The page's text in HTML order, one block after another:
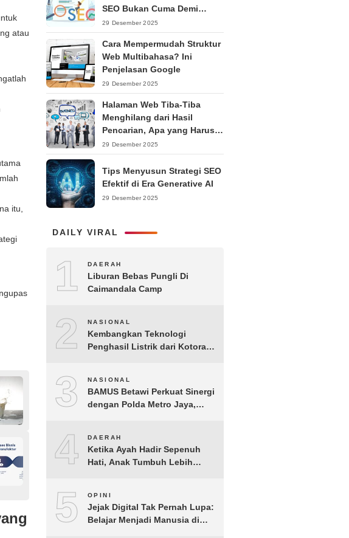
atau
itu,
SEO Bukan Cuma Demi
Ranking
29 Desember 2025
Cara Mempermudah Struktur
Web Multibahasa? Ini
Penjelasan Google
29 Desember 2025
Halaman Web Tiba-Tiba
Menghilang dari Hasil
Pencarian, Apa yang Harus
Dilakukan?
29 Desember 2025
Tips Menyusun Strategi SEO
Efektif di Era Generative AI
29 Desember 2025
DAILY VIRAL
1 DAERAH
Liburan Bebas Pungli Di
Caimandala Camp
2 NASIONAL
Kembangkan Teknologi
Penghasil Listrik dari Kotoran
3 NASIONAL
BAMUS Betawi Perkuat Sinergi
dengan Polda Metro Jaya,
Kondusif Jelang HUT ke-81
Republik Indonesia
4 DAERAH
Ketika Ayah Hadir Sepenuh
Hati, Anak Tumbuh Lebih
5 OPINI
Jejak Digital Tak Pernah Lupa:
Belajar Menjadi Manusia di